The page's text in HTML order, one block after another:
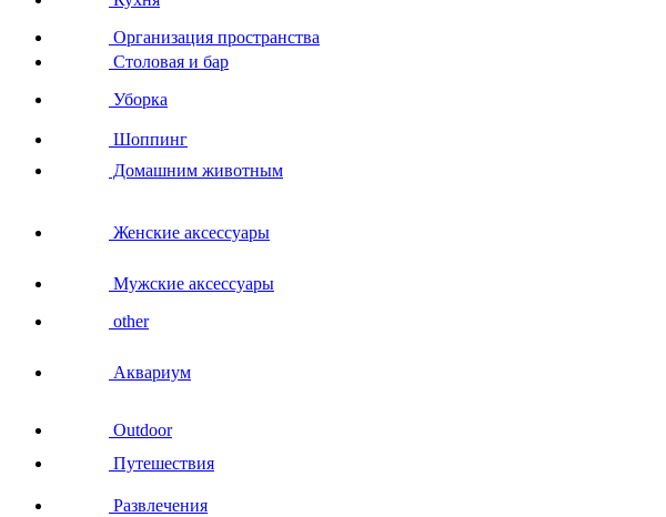
Организация пространства
Столовая и бар
Уборка
Шоппинг
Домашним животным
Женские аксессуары
Мужские аксессуары
other
Аквариум
Outdoor
Путешествия
Развлечения